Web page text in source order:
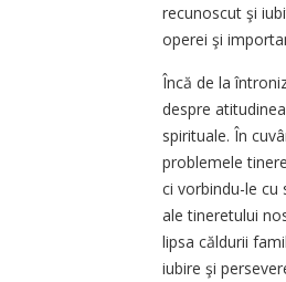
recunoscut şi
operei şi
Încă de la
despre
spirituale. În
problemele
ci vorbindu-le cu
ale tineretului
lipsa căldurii
iubire şi